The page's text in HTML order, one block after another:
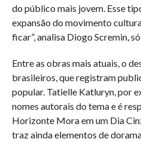
do público mais jovem. Esse
expansão do movimento
ficar”, analisa Diogo Scremin,
Entre as obras mais atuais, o
brasileiros, que registram
popular. Tatielle Katluryn, por
nomes autorais do tema e é
Horizonte Mora em um Dia
traz ainda elementos de